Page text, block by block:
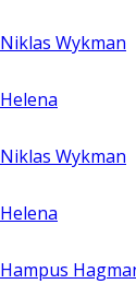
Niklas Wykman
Helena
Niklas Wykman
Helena
Hampus